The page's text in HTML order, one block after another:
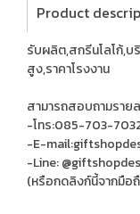
Product
รับผลิต,สกรีนโลโก้,บ
สูง,ราคาโรงงาน
สามารถสอบถามราย
-โทร:085-703-
-E-
-Line:
(หรือกดลิงก์นี้จากมือ